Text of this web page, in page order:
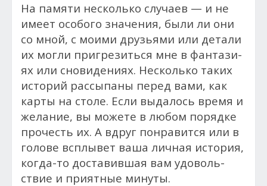
На памяти нес­коль­ко слу­ча­ев — и не
име­ет осо­бого зна­чения, бы­ли ли они
со мной, с моими друзь­ями или детали
их могли приг­ре­зиться мне в фан­та­зи­
ях или сновидени­ях. Несколь­ко таких
ис­то­рий рассыпаны пе­ред ва­ми, как
кар­ты на сто­ле. Ес­ли выдалось время и
же­лание, вы мо­жете в лю­бом по­ряд­ке
про­честь их. А вдруг пон­ра­вит­ся или в
голове всплы­вет ва­ша лич­ная ис­то­рия,
ког­да-то дос­та­вив­шая вам удо­воль­
ствие и приятные минуты.